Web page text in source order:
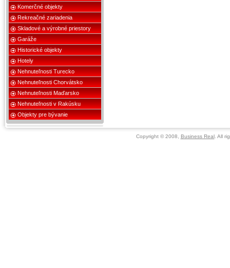
Komerčné objekty
Rekreačné zariadenia
Skladové a výrobné priestory
Garáže
Historické objekty
Hotely
Nehnuteľnosti Turecko
Nehnuteľnosti Chorvátsko
Nehnuteľnosti Maďarsko
Nehnuteľnosti v Rakúsku
Objekty pre bývanie
Copyright © 2008, Business Real. All